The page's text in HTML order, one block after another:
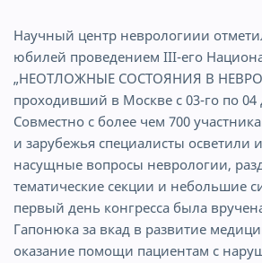
Научный центр неврологиии
юбилей проведением III-его
„НЕОТЛОЖНЫЕ СОСТОЯНИЯ В
проходивший в Москве с 03-го по 04
Совместно с более чем 700
и зарубежья специалисты осветили
насущные вопросы неврологии,
тематические секции и небольшие
первый день конгресса была
Гапонюка за вкад в развитие
оказание помощи пациентам с